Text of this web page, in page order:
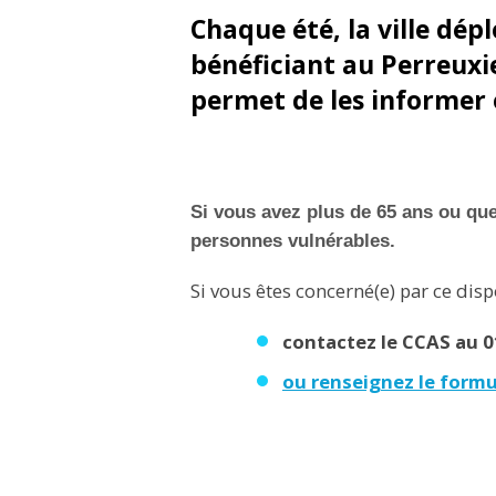
Chaque été, la ville
bénéficiant au
permet de les informer
Si vous avez plus de 65 ans ou
personnes vulnérables.
Si vous êtes concerné(e) par ce
contactez le CCAS au
ou renseignez le